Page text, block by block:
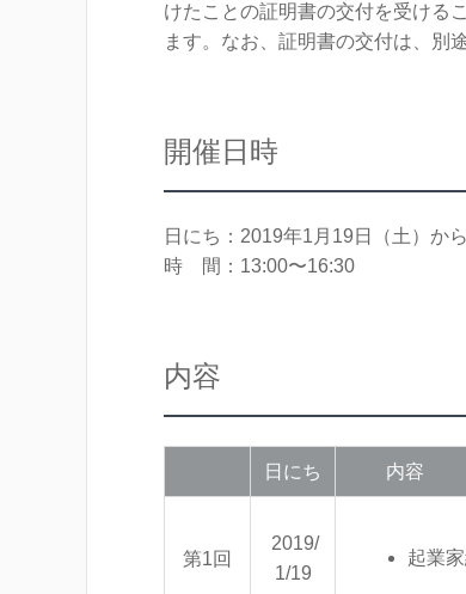
けたことの証明書の交付を受ける
ます。なお、証明書の交付は、別
開催日時
日にち：2019年1月19日（土）か
時 間：13:00〜16:30
内容
日にち 内容
第1回
2019/
1/19
起業